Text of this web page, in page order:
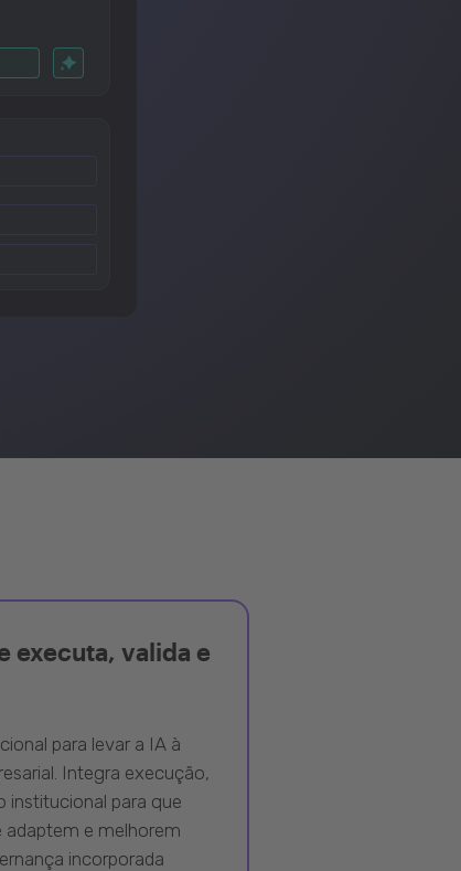
executa, valida e
para levar a IA à
Integra execução,
institucional para que
adaptem e melhorem
incorporada